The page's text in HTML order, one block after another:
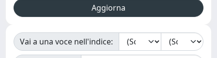
Vai a una voce nell'indice: